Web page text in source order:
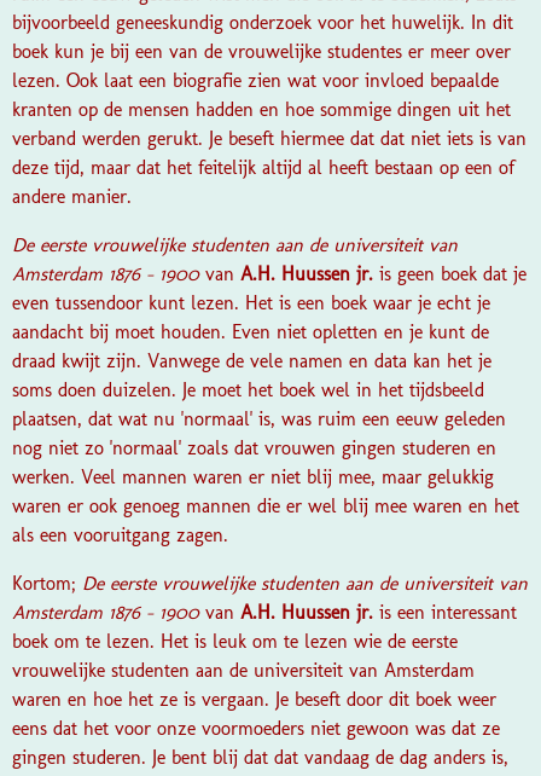
bijvoorbeeld geneeskundig onderzoek voor het huwelijk. In dit
boek kun je bij een van de vrouwelijke studentes er meer over
lezen. Ook laat een biografie zien wat voor invloed bepaalde
kranten op de mensen hadden en hoe sommige dingen uit het
verband werden gerukt. Je beseft hiermee dat dat niet iets is van
deze tijd, maar dat het feitelijk altijd al heeft bestaan op een of
andere manier.
De eerste vrouwelijke studenten aan de universiteit van
Amsterdam 1876 - 1900van A.H. Huussen jr. is geen boek dat je
even tussendoor kunt lezen. Het is een boek waar je echt je
aandacht bij moet houden. Even niet opletten en je kunt de
draad kwijt zijn. Vanwege de vele namen en data kan het je
soms doen duizelen. Je moet het boek wel in het tijdsbeeld
plaatsen, dat wat nu 'normaal' is, was ruim een eeuw geleden
nog niet zo 'normaal' zoals dat vrouwen gingen studeren en
werken. Veel mannen waren er niet blij mee, maar gelukkig
waren er ook genoeg mannen die er wel blij mee waren en het
als een vooruitgang zagen.
Kortom; De eerste vrouwelijke studenten aan de universiteit van
Amsterdam 1876 - 1900van A.H. Huussen jr. is een interessant
boek om te lezen. Het is leuk om te lezen wie de eerste
vrouwelijke studenten aan de universiteit van Amsterdam
waren en hoe het ze is vergaan. Je beseft door dit boek weer
eens dat het voor onze voormoeders niet gewoon was dat ze
gingen studeren. Je bent blij dat dat vandaag de dag anders is,